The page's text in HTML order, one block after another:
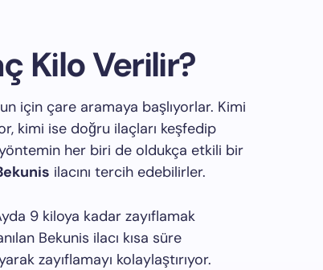
Kilo Verilir?
için çare aramaya başlıyorlar. Kimi
kimi ise doğru ilaçları keşfedip
her biri de oldukça etkili bir
ilacını tercih edebilirler.
9 kiloya kadar zayıflamak
Bekunis ilacı kısa süre
zayıflamayı kolaylaştırıyor.